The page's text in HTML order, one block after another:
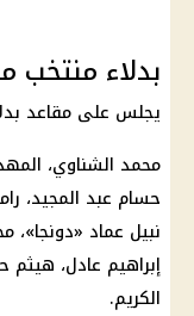
بدلاء منتخب
يجلس على مقاعد
محمد الشناوي،
حسام عبد المجيد،
نبيل عماد «دونجا»،
إبراهيم عادل،
الكريم.